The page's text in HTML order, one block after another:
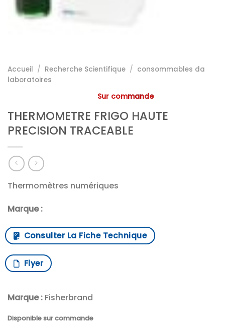
Accueil / Recherche Scientifique / consommables da
laboratoires
Sur commande
THERMOMETRE FRIGO HAUTE
PRECISION TRACEABLE
Thermomètres numériques
Marque :
Consulter La Fiche Technique
Flyer
Marque : Fisherbrand
Disponible sur commande